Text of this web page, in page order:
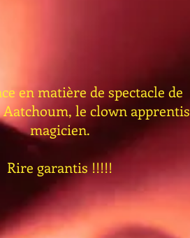
en matière de spectacle de
Aatchoum, le clown apprentis
magicien.
Rire garantis !!!!!